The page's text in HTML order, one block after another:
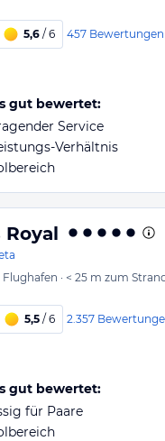
5,6 / 6 457 Bewertungen
gut bewertet:
Service
Verhältnis
Royal
· < 25 m zum
5,5 / 6 2.357
gut bewertet:
für Paare